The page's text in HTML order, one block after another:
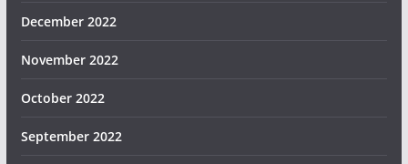
December 2022
November 2022
October 2022
September 2022